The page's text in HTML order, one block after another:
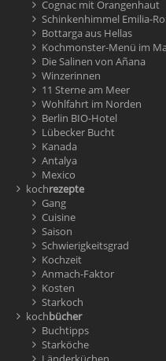
Cognac mit Orangenhaut
Schinkenhimmel Emilia-
Bottarga aus Hellas
Kochmonster-Menü im
Die Salinen von Añana
Winzerinnen
11 Sterne am Meer
Wohlfahrt im Norden
Berlin BIO-Hotel
Lübecker Bucht
Kanada
Antalya
Mexico
kochrezepte
Gang
Cuisine
Saison
Schwierigkeitsgrad
Kochzeit
Anmach-Faktor
Kosten
Starkoch
kochbücher
Buchtipps
Starköche